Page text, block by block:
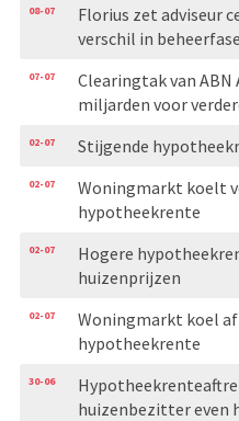
08-07
Florius zet adviseur
verschil in
07-07
Clearingtak van
miljarden voor
02-07 Stijgende
02-07
Woningmarkt koelt
hypotheekrente
02-07
Hogere
huizenprijzen
02-07
Woningmarkt koel
hypotheekrente
30-06
huizenbezitter even